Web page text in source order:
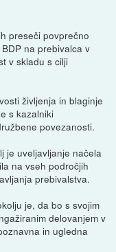
preseči povprečno
na prebivalca v
v skladu s cilji
življenja in blaginje
s kazalniki
povezanosti.
je uveljavljanje načela
na vseh področjih
prebivalstva.
je, da bo s svojim
delovanjem v
in ugledna